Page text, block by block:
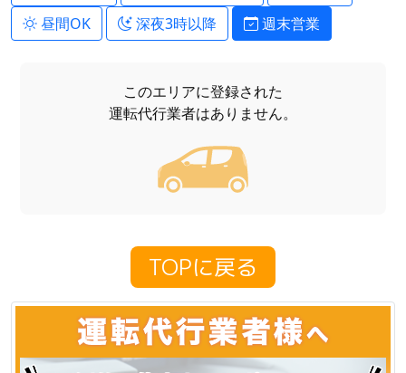
昼間OK
深夜3時以降 週末営業
このエリアに登録された
運転代行業者はありません。
TOPに戻る